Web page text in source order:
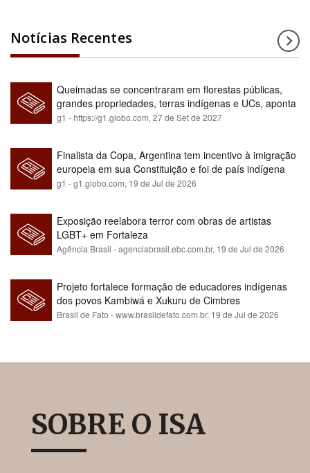
Notícias Recentes
Queimadas se concentraram em florestas públicas,
grandes propriedades, terras indígenas e UCs, aponta
relatório
g1 - https://g1.globo.com,27 de Set de 2027
Finalista da Copa, Argentina tem incentivo à imigração
europeia em sua Constituição e foi de país indígena
para maioria branca
g1 - g1.globo.com, 19 de Jul de 2026
Exposição reelabora terror com obras de artistas
LGBT+ em Fortaleza
Agência Brasil - agenciabrasil.ebc.com.br, 19 de Jul de 2026
Projeto fortalece formação de educadores indígenas
dos povos Kambiwá e Xukuru de Cimbres
Brasil de Fato - www.brasildefato.com.br, 19 de Jul de 2026
SOBRE O ISA